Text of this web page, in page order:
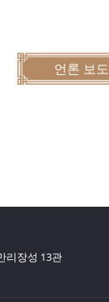
언론 보도
리장성 13관